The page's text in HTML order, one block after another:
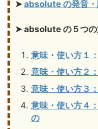
➤absolute の発音・
➤ absolute の５つの
意味・使い方１
意味・使い方２
意味・使い方３
意味・使い方４
の